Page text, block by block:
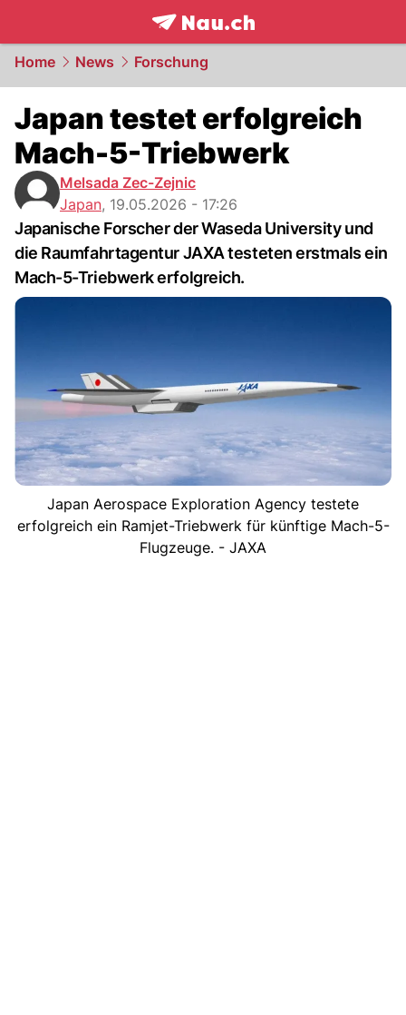
frontpage.NAU.ch
Home News Forschung
Japan testet erfolgreich
Mach-5-Triebwerk
Melsada Zec-Zejnic
Japan, 19.05.2026 - 17:26
Japanische Forscher der Waseda University und
die Raumfahrtagentur JAXA testeten erstmals ein
Mach-5-Triebwerk erfolgreich.
Japan Aerospace Exploration Agency testete
erfolgreich ein Ramjet-Triebwerk für künftige Mach-5-
Flugzeuge. - JAXA